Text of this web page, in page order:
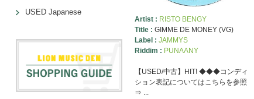
Artist : RISTO BENGY
Title :GIMME DE MONEY (VG)
Label :JAMMYS
Riddim : PUNAANY
【USED/中古】HIT! ◆◆◆コンディ
ション表記についてはこちらを参照
⇒ ...
USED Japanese